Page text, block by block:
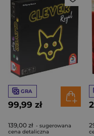
GRA
99,99 zł
139,00 zł - sugerowana
cena detaliczna